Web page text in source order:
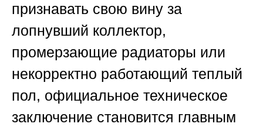
признавать свою вину за
лопнувший коллектор,
промерзающие радиаторы или
некорректно работающий теплый
пол, официальное техническое
заключение становится главным